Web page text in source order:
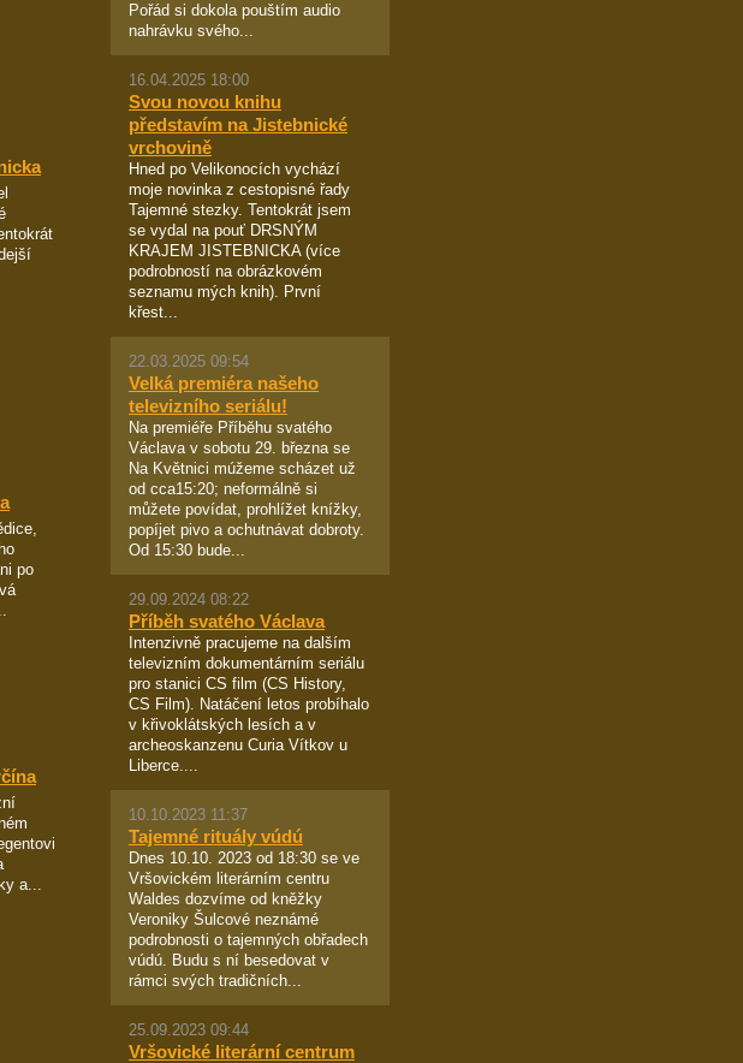
po
a...
Pořád si dokola pouštím audio
nahrávku svého...
16.04.2025 18:00
Svou novou knihu
představím na Jistebnické
vrchovině
Hned po Velikonocích vychází
moje novinka z cestopisné řady
Tajemné stezky. Tentokrát jsem
se vydal na pouť DRSNÝM
KRAJEM JISTEBNICKA (více
podrobností na obrázkovém
seznamu mých knih). První
křest...
22.03.2025 09:54
Velká premiéra našeho
televizního seriálu!
Na premiéře Příběhu svatého
Václava v sobotu 29. března se
Na Květnici múžeme scházet už
od cca15:20; neformálně si
můžete povídat, prohlížet knížky,
popíjet pivo a ochutnávat dobroty.
Od 15:30 bude...
29.09.2024 08:22
Příběh svatého Václava
Intenzivně pracujeme na dalším
televizním dokumentárním seriálu
pro stanici CS film (CS History,
CS Film). Natáčení letos probíhalo
v křivoklátských lesích a v
archeoskanzenu Curia Vítkov u
Liberce....
10.10.2023 11:37
Tajemné rituály vúdú
Dnes 10.10. 2023 od 18:30 se ve
Vršovickém literárním centru
Waldes dozvíme od kněžky
Veroniky Šulcové neznámé
podrobnosti o tajemných obřadech
vúdú. Budu s ní besedovat v
rámci svých tradičních...
25.09.2023 09:44
Vršovické literární centrum